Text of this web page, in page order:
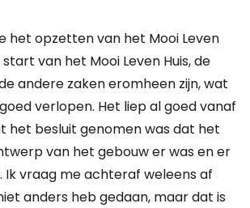
het opzetten van het Mooi Leven
start van het Mooi Leven Huis, de
andere zaken eromheen zijn, wat
verlopen. Het liep al goed vanaf
het besluit genomen was dat het
van het gebouw er was en er
Ik vraag me achteraf weleens af
anders heb gedaan, maar dat is